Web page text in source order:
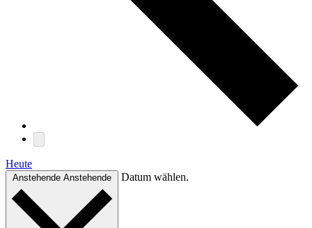
Heute
Anstehende Anstehende Datum wählen.